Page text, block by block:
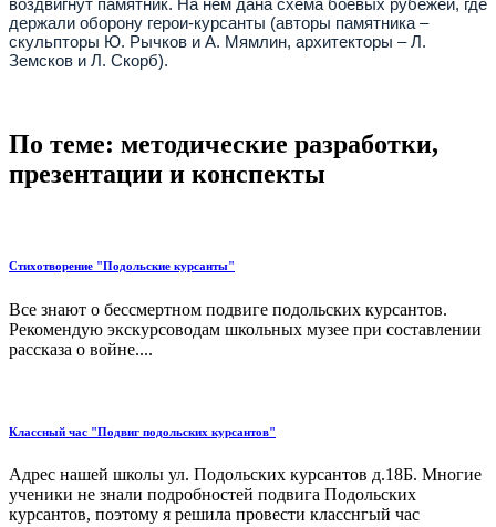
воздвигнут памятник. На нём дана схема боевых рубежей, где
держали оборону герои-курсанты (авторы памятника –
скульпторы Ю. Рычков и А. Мямлин, архитекторы – Л.
Земсков и Л. Скорб).
По теме: методические разработки,
презентации и конспекты
Стихотворение "Подольские курсанты"
Все знают о бессмертном подвиге подольских курсантов.
Рекомендую экскурсоводам школьных музее при составлении
рассказа о войне....
Классный час "Подвиг подольских курсантов"
Адрес нашей школы ул. Подольских курсантов д.18Б. Многие
ученики не знали подробностей подвига Подольских
курсантов, поэтому я решила провести класснгый час